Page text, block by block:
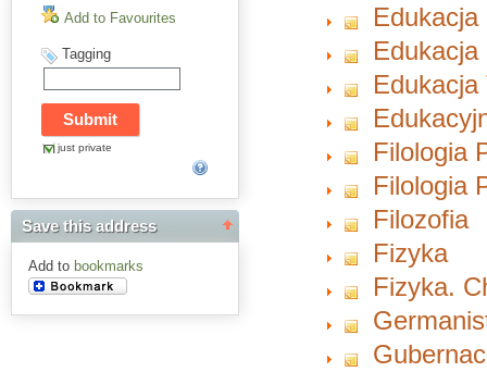
Add to Favourites
Tagging
just private
Save this address
Add to bookmarks
Filologia
Filologia
Filozofia
Fizyka
Fizyka.